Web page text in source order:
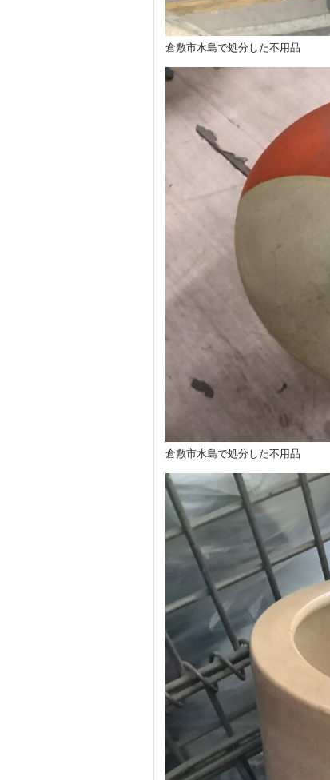
倉敷市水島で処分した不用品
倉敷市水島で処分した不用品